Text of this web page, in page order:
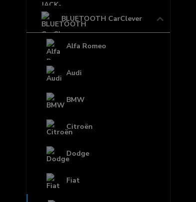
BLUETOOTH CarClever
Alfa Romeo
Audi
BMW
Citroën
Dodge
Fiat